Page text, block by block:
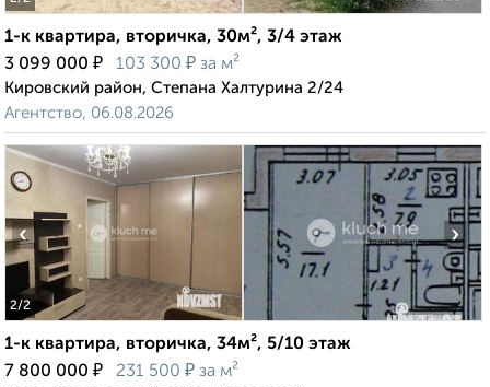
1-к квартира, вторичка, 30м², 3/4 этаж
3 099 000 ₽ 103 300 ₽ за м²
Кировский район, Степана Халтурина 2/24
Агентство, 06.08.2026
2/2
‹ ›
1-к квартира, вторичка, 34м², 5/10 этаж
7 800 000 ₽ 231 500 ₽ за м²